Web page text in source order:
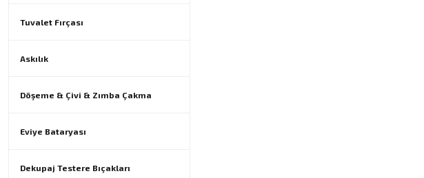
Tuvalet Fırçası
Askılık
Döşeme & Çivi & Zımba Çakma
Eviye Bataryası
Dekupaj Testere Bıçakları